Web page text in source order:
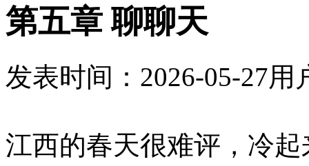
第五章 聊聊天
发表时间： 2026-05-27用
江西的春天很难评，冷